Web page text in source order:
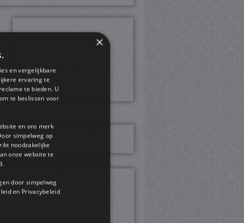
×
en vergelijkbare
ervaring te
te bieden. U
te beslissen voor
en ons merk
simpelweg op
noodzakelijke
onze website te
door simpelweg
en Privacybeleid